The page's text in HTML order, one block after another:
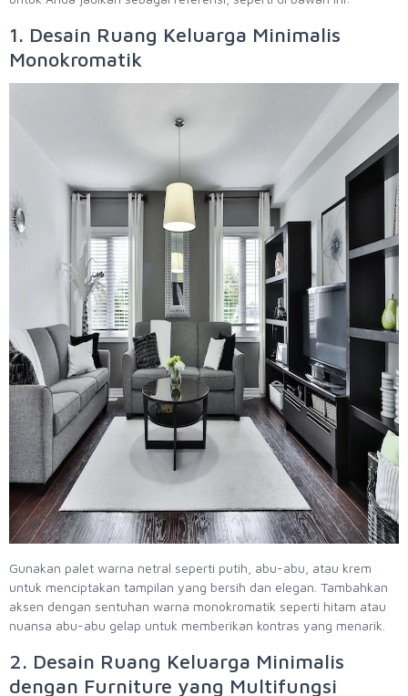
1. Desain Ruang Keluarga Minimalis
Monokromatik
Gunakan palet warna netral seperti putih, abu-abu, atau krem
untuk menciptakan tampilan yang bersih dan elegan. Tambahkan
aksen dengan sentuhan warna monokromatik seperti hitam atau
nuansa abu-abu gelap untuk memberikan kontras yang menarik.
2. Desain Ruang Keluarga Minimalis
dengan Furniture yang Multifungsi